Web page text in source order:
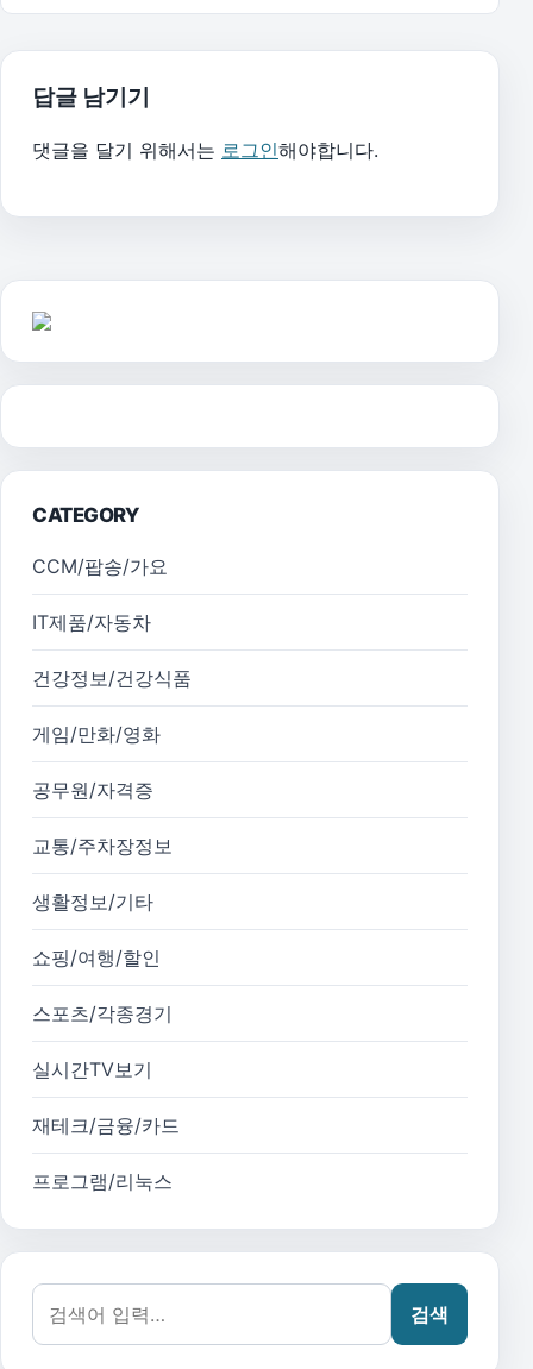
답글 남기기
댓글을 달기 위해서는 로그인해야합니다.
CATEGORY
CCM/팝송/가요
IT제품/자동차
건강정보/건강식품
게임/만화/영화
공무원/자격증
교통/주차장정보
생활정보/기타
쇼핑/여행/할인
스포츠/각종경기
실시간TV보기
재테크/금융/카드
프로그램/리눅스
검색어:
검색